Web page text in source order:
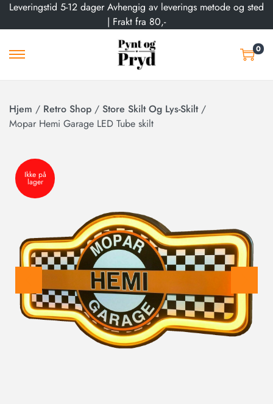
Leveringstid 5-12 dager Avhengig av leverings metode og sted
| Frakt fra 80,-
0
Hjem / Retro Shop / Store Skilt Og Lys-Skilt /
Mopar Hemi Garage LED Tube skilt
Ikke på
lager